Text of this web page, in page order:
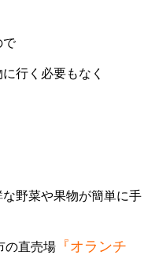
で
行く必要もなく
野菜や果物が簡単に手
の直売場 『オランチ